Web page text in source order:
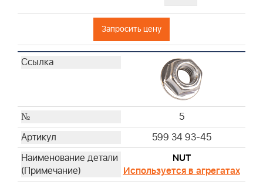
Запросить цену
5
599 34 93-45
NUT
Используется в агрегатах